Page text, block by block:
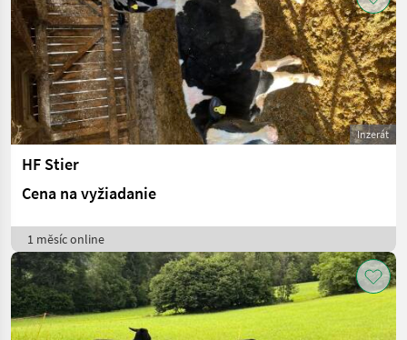
Inzerát
HF Stier
Cena na vyžiadanie
1 měsíc online